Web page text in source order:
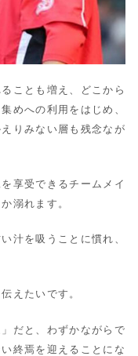
ことも増え、どこから
めへの利用をはじめ、
りみない層も残念なが
享受できるチームメイ
溺れます。
汁を吸うことに慣れ、
えたいです。
だと、わずかながらで
終焉を迎えることにな